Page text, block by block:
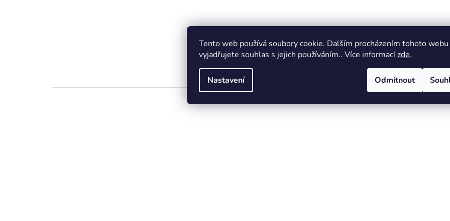
Tento web používá soubory cookie. Dalším procházením tohoto webu
vyjadřujete souhlas s jejich používáním.. Více informacízde.
Nastavení Odmítnout